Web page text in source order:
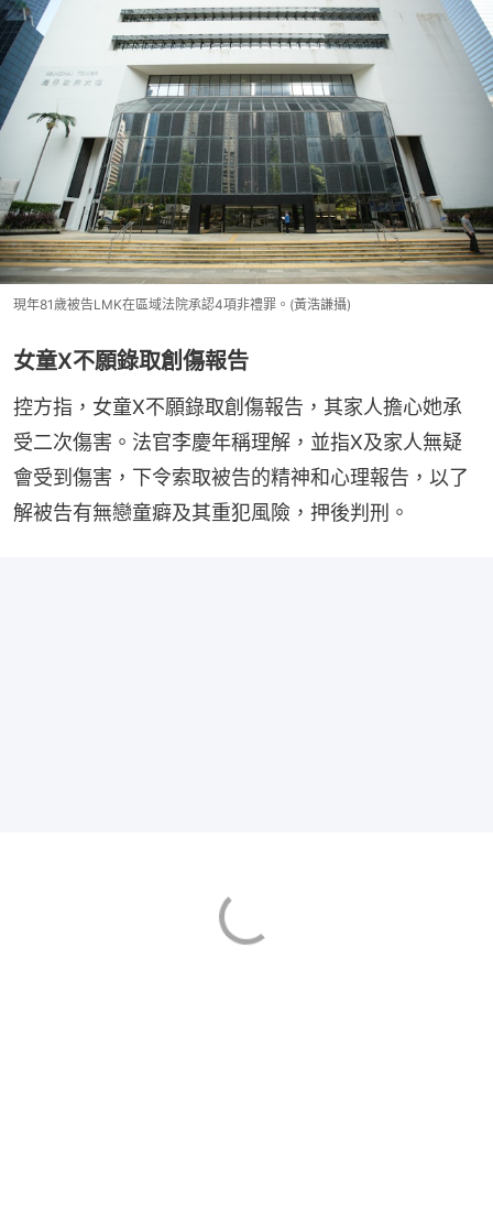
現年81歲被告LMK在區域法院承認4項非禮罪。(黃浩謙攝)
女童X不願錄取創傷報告
控方指，女童X不願錄取創傷報告，其家人擔心她承
受二次傷害。法官李慶年稱理解，並指X及家人無疑
會受到傷害，下令索取被告的精神和心理報告，以了
解被告有無戀童癖及其重犯風險，押後判刑。